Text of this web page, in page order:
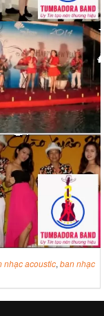
nhạc acoustic, ban nhạc